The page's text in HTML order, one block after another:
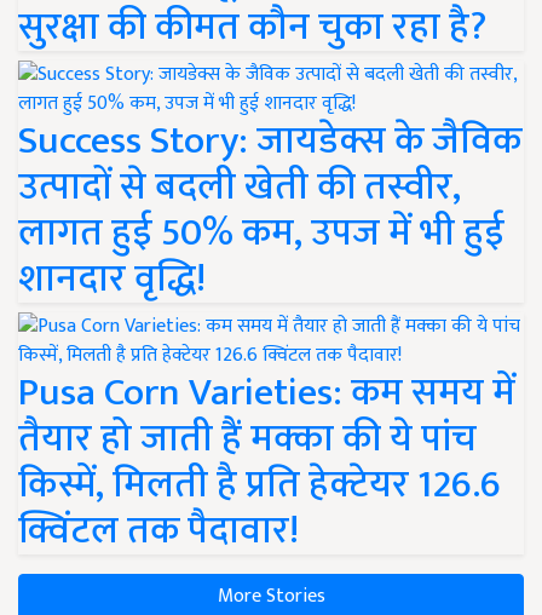
सुरक्षा की कीमत कौन चुका रहा है?
Success Story: जायडेक्स के जैविक
उत्पादों से बदली खेती की तस्वीर,
लागत हुई 50% कम, उपज में भी हुई
शानदार वृद्धि!
Pusa Corn Varieties: कम समय में
तैयार हो जाती हैं मक्का की ये पांच
किस्में, मिलती है प्रति हेक्टेयर 126.6
क्विंटल तक पैदावार!
More Stories